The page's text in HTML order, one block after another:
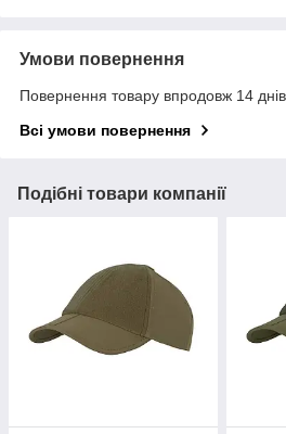
Умови повернення
Повернення товару впродовж 14
Всі умови повернення
Подібні товари компанії